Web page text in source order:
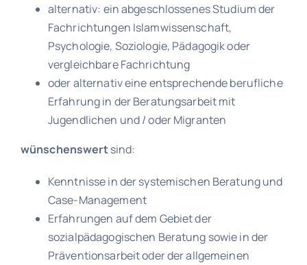
alternativ: ein abgeschlossenes Studium der
Fachrichtungen Islamwissenschaft,
Psychologie, Soziologie, Pädagogik oder
vergleichbare Fachrichtung
oder alternativ eine entsprechende berufliche
Erfahrung in der Beratungsarbeit mit
Jugendlichen und / oder Migranten
wünschenswertsind:
Kenntnisse in der systemischen Beratung und
Case-Management
Erfahrungen auf dem Gebiet der
sozialpädagogischen Beratung sowie in der
Präventionsarbeit oder der allgemeinen